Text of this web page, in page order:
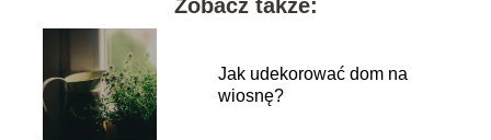
Zobacz także:
Jak udekorować dom na
wiosnę?